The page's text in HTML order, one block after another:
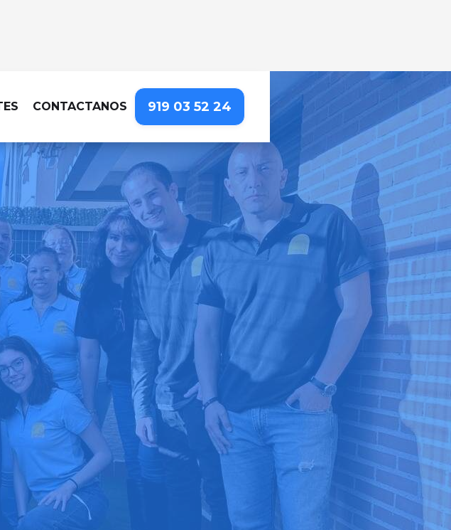
CONTACTANOS 919 03 52 24
EN COBEÑA
experiencia impecable a tus
Llama hoy: 919 03 52 24
nosotros ⭐⭐⭐⭐⭐